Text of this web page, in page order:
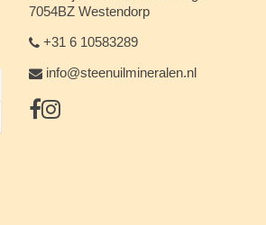
7054BZ Westendorp
+31 6 10583289
info@steenuilmineralen.nl